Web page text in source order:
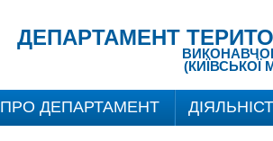
ДЕПАРТАМЕНТ
(КИЇВСЬКОЇ
ПРО ДЕПАРТАМЕНТ